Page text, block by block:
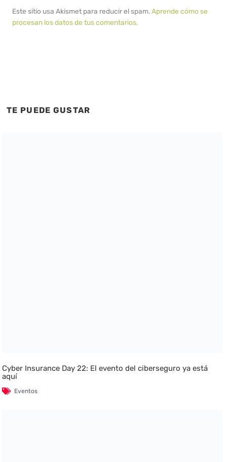
Este sitio usa Akismet para reducir el spam.Aprende cómo se
procesan los datos de tus comentarios.
TE PUEDE GUSTAR
Cyber Insurance Day 22: El evento del ciberseguro ya está
aquí
Eventos